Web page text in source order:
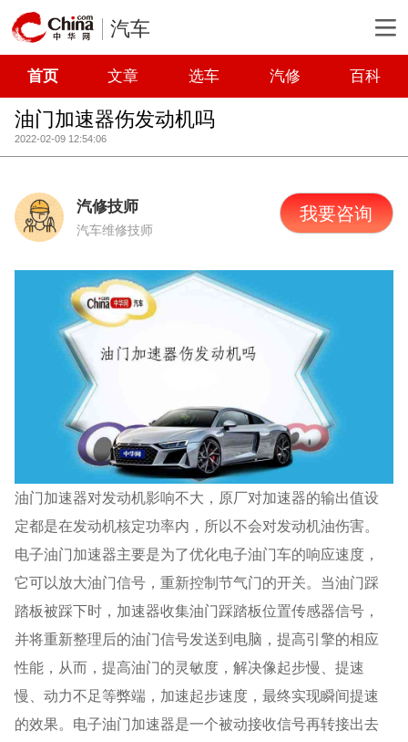
汽车
首页 文章 选车 汽修 百科
油门加速器伤发动机吗
2022-02-09 12:54:06
汽修技师
汽车维修技师
我要咨询
油门加速器对发动机影响不大，原厂对加速器的输出值设
定都是在发动机核定功率内，所以不会对发动机油伤害。
电子油门加速器主要是为了优化电子油门车的响应速度，
它可以放大油门信号，重新控制节气门的开关。当油门踩
踏板被踩下时，加速器收集油门踩踏板位置传感器信号，
并将重新整理后的油门信号发送到电脑，提高引擎的相应
性能，从而，提高油门的灵敏度，解决像起步慢、提速
慢、动力不足等弊端，加速起步速度，最终实现瞬间提速
的效果。电子油门加速器是一个被动接收信号再转接出去